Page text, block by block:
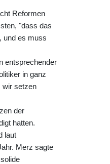
Reformen
"dass das
und es muss
entsprechender
in ganz
wir setzen
der
hatten.
laut
Merz sagte